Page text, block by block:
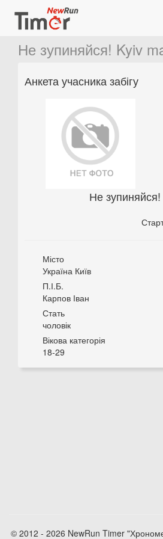
Не зупиняйся! Kyiv
Анкета учасника забігу
Не
Місто
Україна Київ
П.І.Б.
Карпов Іван
Стать
чоловік
Вікова категорія
18-29
© 2012 - 2026 NewRun Timer